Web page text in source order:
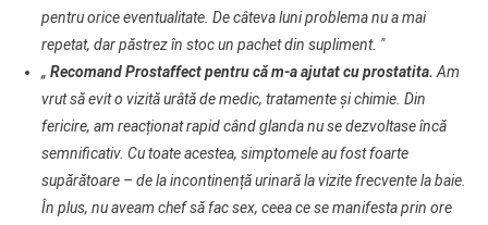
pentru orice eventualitate. De câteva luni problema nu a mai
repetat, dar păstrez în stoc un pachet din supliment. "
„ Recomand Prostaffect pentru că m-a ajutat cu prostatita. Am
vrut să evit o vizită urâtă de medic, tratamente și chimie. Din
fericire, am reacționat rapid când glanda nu se dezvoltase încă
semnificativ. Cu toate acestea, simptomele au fost foarte
supărătoare – de la incontinență urinară la vizite frecvente la baie.
În plus, nu aveam chef să fac sex, ceea ce se manifesta prin ore